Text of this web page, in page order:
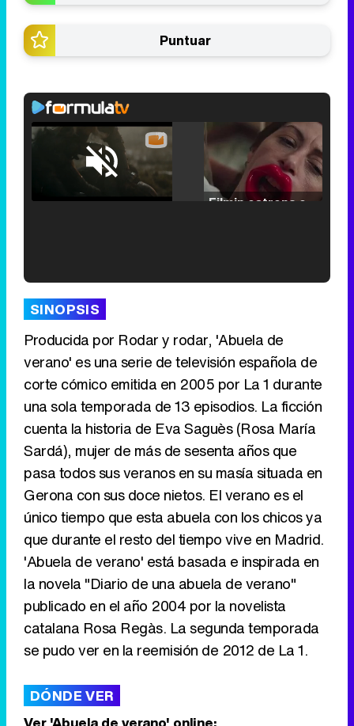
Puntuar
Unmute /
Loaded :
Tráiler de '33 días', la nueva serie de Atresplayer con Julián Villagrán y José Manuel Poga
Tráiler en catalán de 'Ravalear', la nueva serie de HBO Max sobre los fondos buitre
Tráiler de la tercera temporada de 'The Walking Dead: Dead City' de AMC+
Canción ganadora de Eurovisión 2026: DARA con "Bangaranga" por Bulgaria
SINOPSIS
Producida por Rodar y rodar, 'Abuela de
verano' es una serie de televisión española de
corte cómico emitida en 2005 por La 1 durante
una sola temporada de 13 episodios. La ficción
cuenta la historia de Eva Saguès (Rosa María
Sardá), mujer de más de sesenta años que
pasa todos sus veranos en su masía situada en
Gerona con sus doce nietos. El verano es el
único tiempo que esta abuela con los chicos ya
que durante el resto del tiempo vive en Madrid.
'Abuela de verano' está basada e inspirada en
la novela "Diario de una abuela de verano"
publicado en el año 2004 por la novelista
catalana Rosa Regàs. La segunda temporada
se pudo ver en la reemisión de 2012 de La 1.
DÓNDE VER